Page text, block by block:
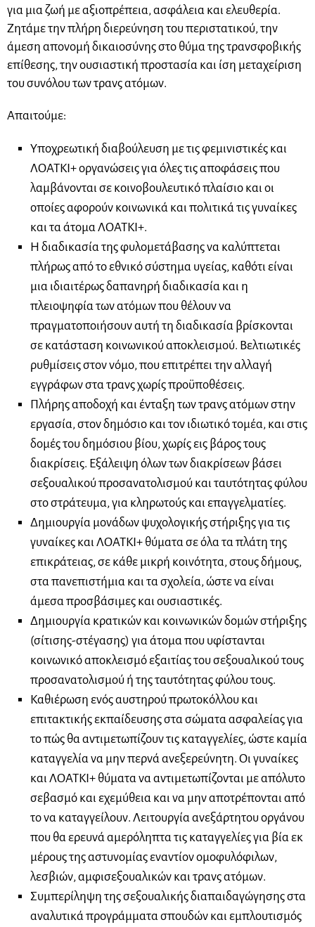
για μια ζωή με αξιοπρέπεια, ασφάλεια και ελευθερία.
Ζητάμε την πλήρη διερεύνηση του περιστατικού, την
άμεση απονομή δικαιοσύνης στο θύμα της τρανσφοβικής
επίθεσης, την ουσιαστική προστασία και ίση μεταχείριση
του συνόλου των τρανς ατόμων.
Απαιτούμε:
Υποχρεωτική διαβούλευση με τις φεμινιστικές και
ΛΟΑΤΚΙ+ οργανώσεις για όλες τις αποφάσεις που
λαμβάνονται σε κοινοβουλευτικό πλαίσιο και οι
οποίες αφορούν κοινωνικά και πολιτικά τις γυναίκες
και τα άτομα ΛΟΑΤΚΙ+.
Η διαδικασία της φυλομετάβασης να καλύπτεται
πλήρως από το εθνικό σύστημα υγείας, καθότι είναι
μια ιδιαιτέρως δαπανηρή διαδικασία και η
πλειοψηφία των ατόμων που θέλουν να
πραγματοποιήσουν αυτή τη διαδικασία βρίσκονται
σε κατάσταση κοινωνικού αποκλεισμού. Βελτιωτικές
ρυθμίσεις στον νόμο, που επιτρέπει την αλλαγή
εγγράφων στα τρανς χωρίς προϋποθέσεις.
Πλήρης αποδοχή και ένταξη των τρανς ατόμων στην
εργασία, στον δημόσιο και τον ιδιωτικό τομέα, και στις
δομές του δημόσιου βίου, χωρίς εις βάρος τους
διακρίσεις. Εξάλειψη όλων των διακρίσεων βάσει
σεξουαλικού προσανατολισμού και ταυτότητας φύλου
στο στράτευμα, για κληρωτούς και επαγγελματίες.
Δημιουργία μονάδων ψυχολογικής στήριξης για τις
γυναίκες και ΛΟΑΤΚΙ+ θύματα σε όλα τα πλάτη της
επικράτειας, σε κάθε μικρή κοινότητα, στους δήμους,
στα πανεπιστήμια και τα σχολεία, ώστε να είναι
άμεσα προσβάσιμες και ουσιαστικές.
Δημιουργία κρατικών και κοινωνικών δομών στήριξης
(σίτισης-στέγασης) για άτομα που υφίστανται
κοινωνικό αποκλεισμό εξαιτίας του σεξουαλικού τους
προσανατολισμού ή της ταυτότητας φύλου τους.
Καθιέρωση ενός αυστηρού πρωτοκόλλου και
επιτακτικής εκπαίδευσης στα σώματα ασφαλείας για
το πώς θα αντιμετωπίζουν τις καταγγελίες, ώστε καμία
καταγγελία να μην περνά ανεξερεύνητη. Οι γυναίκες
και ΛΟΑΤΚΙ+ θύματα να αντιμετωπίζονται με απόλυτο
σεβασμό και εχεμύθεια και να μην αποτρέπονται από
το να καταγγείλουν. Λειτουργία ανεξάρτητου οργάνου
που θα ερευνά αμερόληπτα τις καταγγελίες για βία εκ
μέρους της αστυνομίας εναντίον ομοφυλόφιλων,
λεσβιών, αμφισεξουαλικών και τρανς ατόμων.
Συμπερίληψη της σεξουαλικής διαπαιδαγώγησης στα
αναλυτικά προγράμματα σπουδών και εμπλουτισμός